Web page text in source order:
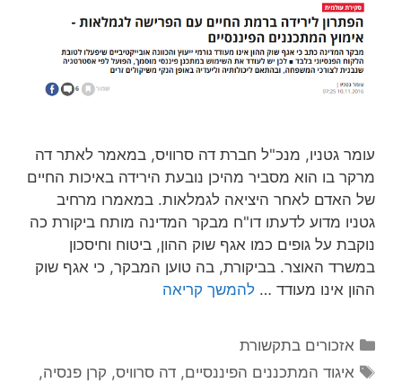
עומר גטניו, מנכ"ל חברת דה סרוויס, במאמר לאתר דה
מרקר בו הוא מסביר מהיכן נובעת הירידה באיכות החיים
של האדם לאחר היציאה לגמלאות. במאמרו מרחיב
גטניו מדוע לדעתו דו"ח מבקר המדינה מותח ביקורת כה
נוקבת על גופים כמו אגף שוק ההון, ביטוח וחיסכון
במשרד האוצר. בביקורת, בה טוען המבקר, כי אגף שוק
ההון אינו מעודד … להמשך קריאה
אזכורים בתקשורת
איגוד המתכננים הפיננסיים,דה סרוויס, קרן פנסיה,